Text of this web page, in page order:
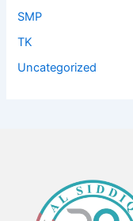
SMP
TK
Uncategorized